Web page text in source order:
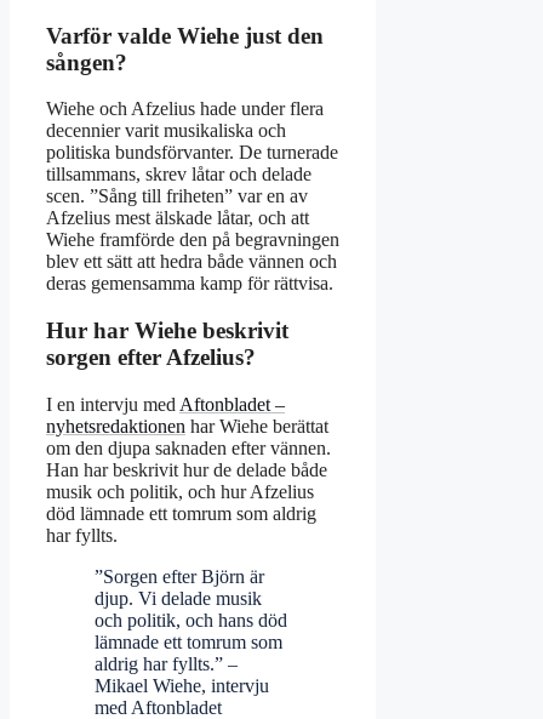
Varför valde Wiehe just den
sången?
Wiehe och Afzelius hade under flera
decennier varit musikaliska och
politiska bundsförvanter. De turnerade
tillsammans, skrev låtar och delade
scen. ”Sång till friheten” var en av
Afzelius mest älskade låtar, och att
Wiehe framförde den på begravningen
blev ett sätt att hedra både vännen och
deras gemensamma kamp för rättvisa.
Hur har Wiehe beskrivit
sorgen efter Afzelius?
I en intervju med Aftonbladet –
nyhetsredaktionen har Wiehe berättat
om den djupa saknaden efter vännen.
Han har beskrivit hur de delade både
musik och politik, och hur Afzelius
död lämnade ett tomrum som aldrig
har fyllts.
”Sorgen efter Björn är
djup. Vi delade musik
och politik, och hans död
lämnade ett tomrum som
aldrig har fyllts.” –
Mikael Wiehe, intervju
med Aftonbladet